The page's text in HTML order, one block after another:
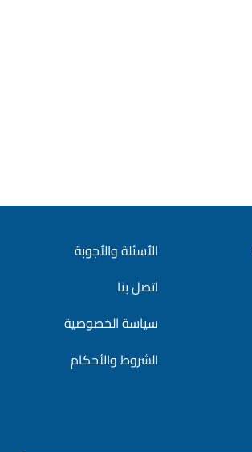
الأسئلة والأجوبة
اتصل بنا
سياسة الخصوصية
الشروط والأحكام